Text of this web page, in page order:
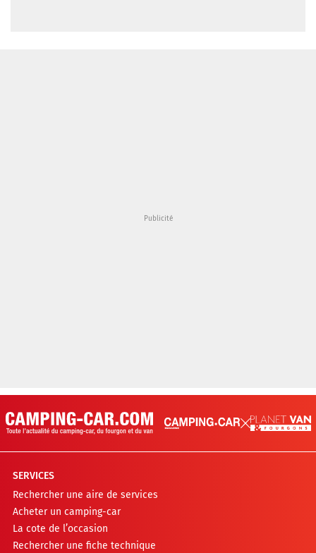
SERVICES
Rechercher une aire de services
Acheter un camping-car
La cote de l’occasion
Rechercher une fiche technique